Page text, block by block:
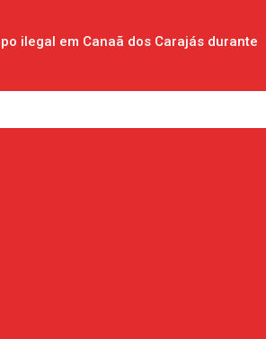
ilegal em Canaã dos Carajás durante